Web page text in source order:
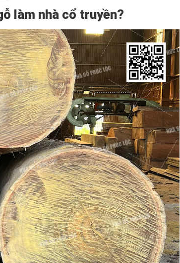
làm nhà cổ truyền?